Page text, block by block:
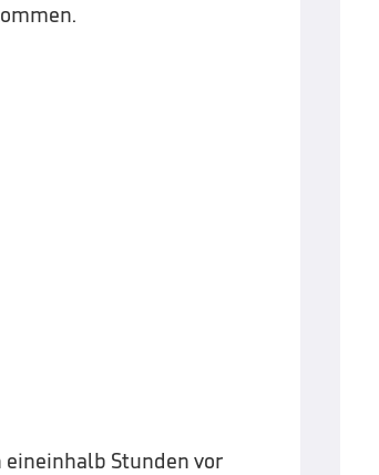
eineinhalb Stunden vor